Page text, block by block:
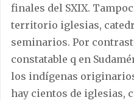
finales del SXIX.
territorio iglesias,
seminarios. Por
constatable q en
los indígenas
hay cientos de iglesias,